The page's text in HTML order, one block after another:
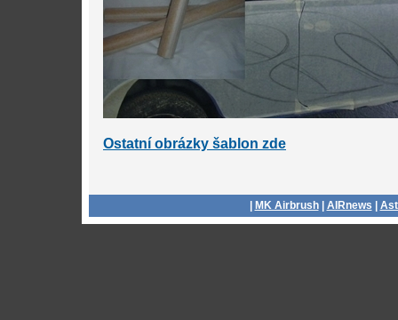
Ostatní obrázky šablon zde
MK Airbrush| AIRnews